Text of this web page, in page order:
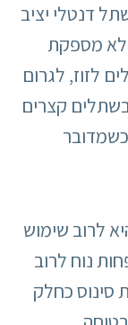
דנטלי יציב
לא מספקת
לזוז, לגרום
קצרים
לרוב שימוש
נוח לרוב
סינוס כחלק